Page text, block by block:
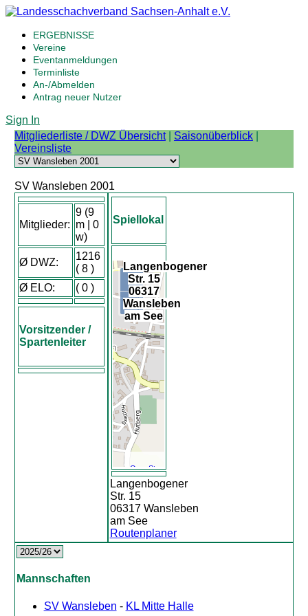
ERGEBNISSE
Vereine
Eventanmeldungen
Terminliste
An-/Abmelden
Antrag neuer Nutzer
Sign In
Mitgliederliste / DWZ Übersicht| Saisonüberblick|
Vereinsliste
SV Wansleben 2001
Mitglieder:
9 (9
m | 0
w)
Ø DWZ:
1216
( 8 )
Ø ELO:
( 0 )
Vorsitzender /
Spartenleiter
Spiellokal
+
−
OpenStreetMap
contributors.
Langenbogener
Str. 15
06317
Wansleben
am See
Langenbogener
Str. 15
06317 Wansleben
am See
Routenplaner
Mannschaften
SV Wansleben - KL Mitte Halle